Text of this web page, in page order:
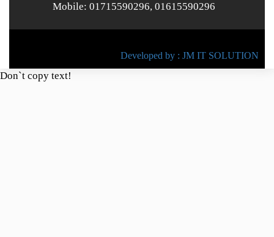
Mobile: 01715590296, 01615590296
Developed by : JM IT SOLUTION
Don`t copy text!